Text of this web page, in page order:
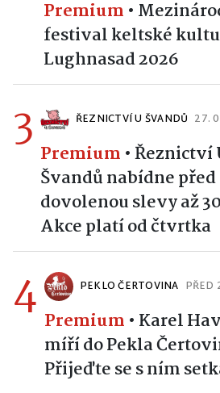
Premium •
festival keltské
Lughnasad 2026
3 ŘEZNICTVÍ U ŠVANDŮ 27.
Premium •Řeznictví
Švandů nabídne před
dovolenou slevy až
Akce platí od čtvrtka
4 PEKLO ČERTOVINA PŘED
Premium • Karel
míří do Pekla
Přijeďte se s ním